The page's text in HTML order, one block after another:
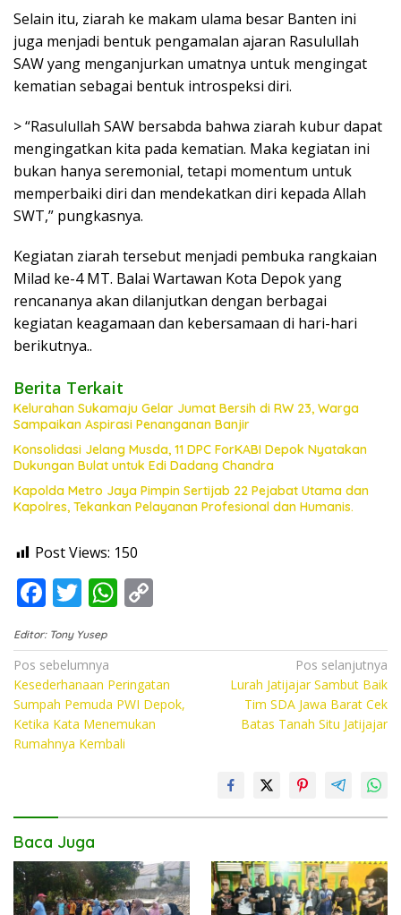
Selain itu, ziarah ke makam ulama besar Banten ini
juga menjadi bentuk pengamalan ajaran Rasulullah
SAW yang menganjurkan umatnya untuk mengingat
kematian sebagai bentuk introspeksi diri.
> “Rasulullah SAW bersabda bahwa ziarah kubur dapat
mengingatkan kita pada kematian. Maka kegiatan ini
bukan hanya seremonial, tetapi momentum untuk
memperbaiki diri dan mendekatkan diri kepada Allah
SWT,” pungkasnya.
Kegiatan ziarah tersebut menjadi pembuka rangkaian
Milad ke-4 MT. Balai Wartawan Kota Depok yang
rencananya akan dilanjutkan dengan berbagai
kegiatan keagamaan dan kebersamaan di hari-hari
berikutnya..
Berita Terkait
Kelurahan Sukamaju Gelar Jumat Bersih di RW 23, Warga
Sampaikan Aspirasi Penanganan Banjir
Konsolidasi Jelang Musda, 11 DPC ForKABI Depok Nyatakan
Dukungan Bulat untuk Edi Dadang Chandra
Kapolda Metro Jaya Pimpin Sertijab 22 Pejabat Utama dan
Kapolres, Tekankan Pelayanan Profesional dan Humanis.
Post Views: 150
F
ac
e
b
o
o
T
w
itt
er
W
at
s
A
p
p
y
Li
n
Editor: Tony Yusep
Navigasi
pos
Pos sebelumnya
Kesederhanaan Peringatan
Sumpah Pemuda PWI Depok,
Ketika Kata Menemukan
Rumahnya Kembali
Pos selanjutnya
Lurah Jatijajar Sambut Baik
Tim SDA Jawa Barat Cek
Batas Tanah Situ Jatijajar
Baca Juga